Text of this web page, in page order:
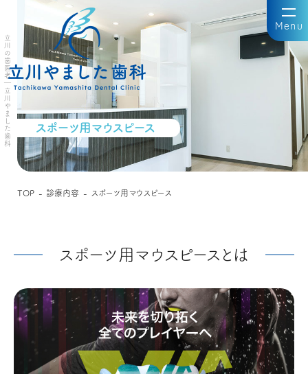
Menu
スポーツ用マウスピース
立川の歯医者｜立川やました歯科
TOP 診療内容 スポーツ用マウスピース
スポーツ用マウスピースとは